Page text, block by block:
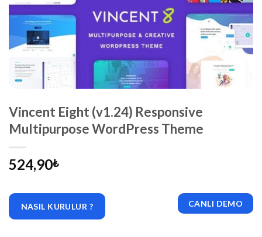
Vincent Eight (v1.24) Responsive
Multipurpose WordPress Theme
524,90₺
NASIL KURULUR ? CANLI DEMO